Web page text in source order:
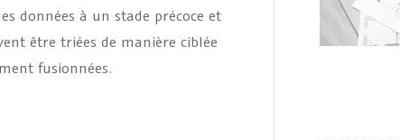
données à un stade précoce et
être triées de manière ciblée
fusionnées.